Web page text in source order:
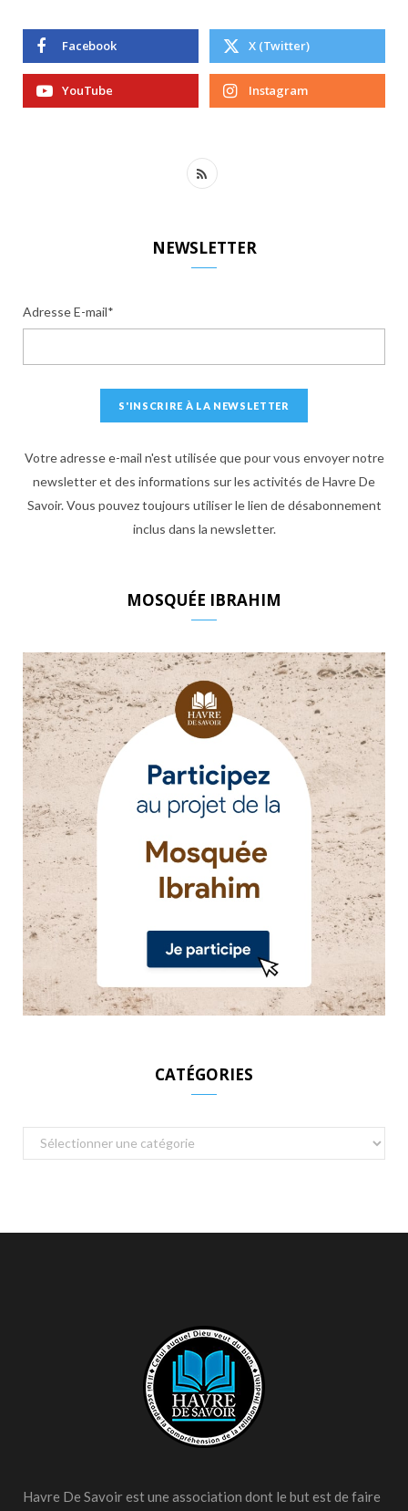
Facebook X (Twitter)
YouTube Instagram
R
NEWSLETTER
Adresse E-mail*
Votre adresse e-mail n'est utilisée que pour vous envoyer notre
newsletter et des informations sur les activités de Havre De
Savoir. Vous pouvez toujours utiliser le lien de désabonnement
inclus dans la newsletter.
MOSQUÉE IBRAHIM
CATÉGORIES
Catégories
Havre De Savoir est une association dont le but est de faire